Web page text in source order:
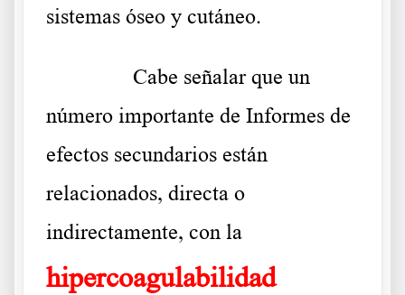
sistemas óseo y cutáneo.
Cabe señalar que un
número importante de Informes de
efectos secundarios están
relacionados, directa o
indirectamente, con la
hipercoagulabilidad